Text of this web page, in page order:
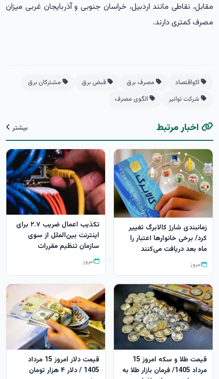
مقابل، نقاطی مانند اردبیل، خراسان جنوبی و آذربایجان غربی میزان
مصرف کمتری دارند.
اکواقتصاد مصرف برق قبض برق
مشترکان برق
شرکت توانیر
الگوی مصرف
اخبار مرتبط بیشتر
زمانبندی شارژ کالابرگ تغییر
کرد/ برخی خانوارها اعتبار را
ماه بعد دریافت می‌کنند
امروز
تکذیب اعمال ضریب ۲.۷ برای
اینترنت بین‌الملل از سوی
سازمان تنظیم مقررات
امروز
قیمت طلا و سکه امروز 15
مرداد 1405/ فرمان بازار طلا به
قیمت دلار امروز 15 مرداد
1405 / دلار ۴ هزار تومان